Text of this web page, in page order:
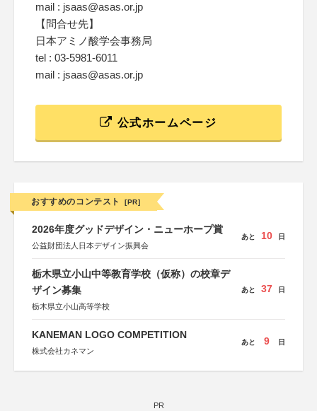
mail : jsaas@asas.or.jp
【問合せ先】
日本アミノ酸学会事務局
tel : 03-5981-6011
mail : jsaas@asas.or.jp
公式ホームページ
おすすめのコンテスト [PR]
2026年度グッドデザイン・ニューホープ賞
公益財団法人日本デザイン振興会
あと 10 日
栃木県立小山中等教育学校（仮称）の校章デ
ザイン募集
栃木県立小山高等学校
あと 37 日
KANEMAN LOGO COMPETITION
株式会社カネマン
あと 9 日
PR